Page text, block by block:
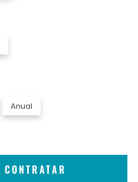
Anual
CONTRATAR